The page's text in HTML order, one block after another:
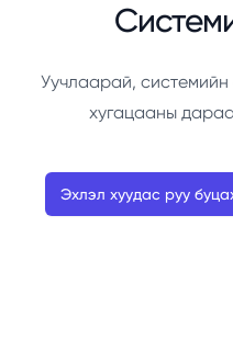
Уучлаарай, системийн
хугацааны
Эхлэл хуудас руу